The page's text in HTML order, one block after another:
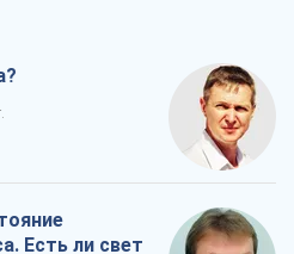
Есть ли свет